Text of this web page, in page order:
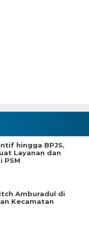
hingga BPJS,
Layanan dan
PSM
Amburadul di
Kecamatan